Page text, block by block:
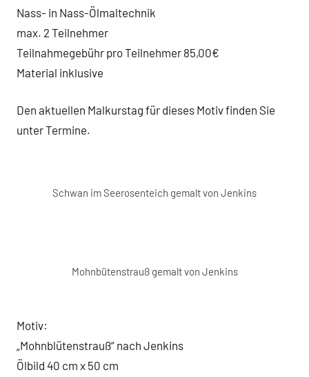
Nass- in Nass-Ölmaltechnik
max. 2 Teilnehmer
Teilnahmegebühr pro Teilnehmer 85,00€
Material inklusive
Den aktuellen Malkurstag für dieses Motiv finden Sie
unter Termine.
Schwan im Seerosenteich gemalt von Jenkins
Mohnbütenstrauß gemalt von Jenkins
Motiv:
„Mohnblütenstrauß“ nach Jenkins
Ölbild 40 cm x 50 cm